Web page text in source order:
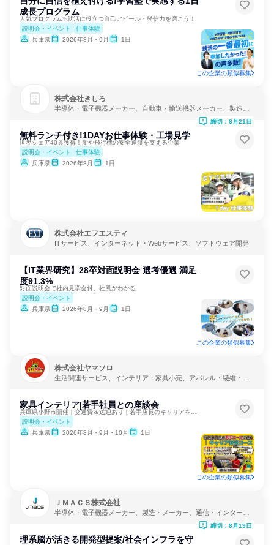
成長プログラム
人気プログラム✨就活に役立つ自己アピール・発信力を磨こう！
説明会・イベント
仕事体験
兵庫県
2026年8月・9月 1日
この企業の類似募集
株式会社きしろ
半導体・電子機器メーカー、自動車・輸送機器メーカー、製造・
無料ランチ付き!1DAYお仕事体験・工場見学
世界シェア40％獲得！船や飛行機の安全運航を支える企業
説明会・イベント
仕事体験
兵庫県
2026年8月 1日
締切：8月21日
株式会社エフエスティ
ITサービス、インターネット・Webサービス、ソフトウェア開発
【IT業界研究】28卒対面説明会 選考優遇 満足
度91.3%
対面説明会で社内見学会付、社風がわかる
説明会・イベント
兵庫県
2026年8月・9月 1日
この企業の類似募集
株式会社ヤマソロ
生活関連サービス、インテリア・家具小売、アパレル・繊維・ス
家具インテリア|若手社員との座談会
説明会・イベント
兵庫県
2026年8月・9月・10月 1日
この企業の類似募集
ＪＭＡＣＳ株式会社
半導体・電子機器メーカー、製造・メーカー、通信・インターネ
理系脳が活きる開発型提案/社会インフラを守
締切：8月19日